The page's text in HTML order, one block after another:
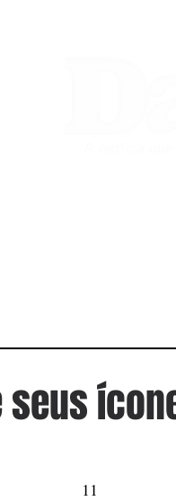
seus
11